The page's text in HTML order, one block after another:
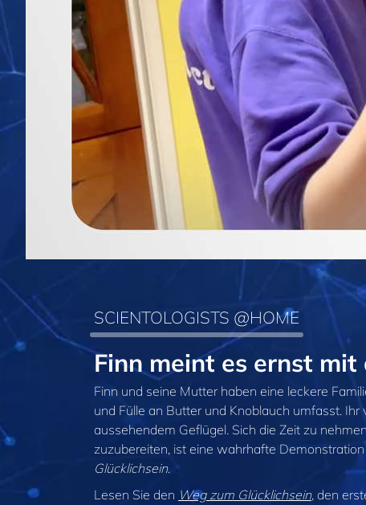
SCIENTOLOGISTS @HOME
Finn meint es ernst
Finn und seine Mutter haben eine leckere
und Fülle an Butter und Knoblauch umfasst.
aussehendem Geflügel. Sich die Zeit zu
zuzubereiten, ist eine wahrhafte
Glücklichsein.
Lesen Sie den Weg zum Glücklichsein, den